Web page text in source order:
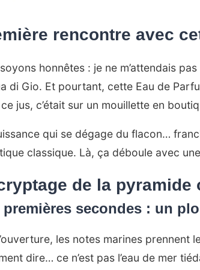
rencontre avec
honnêtes : je ne m’attendais
di Gio. Et pourtant, cette Eau de
jus, c’était sur un mouillette en
qui se dégage du flacon…
classique. Là, ça déboule avec
de la pyramide
premières secondes : un
les notes marines prennent
dire… ce n’est pas l’eau de mer